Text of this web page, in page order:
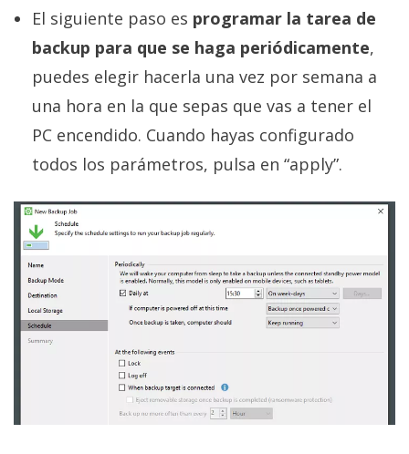
El siguiente paso es programar la tarea de
backup para que se haga periódicamente,
puedes elegir hacerla una vez por semana a
una hora en la que sepas que vas a tener el
PC encendido. Cuando hayas configurado
todos los parámetros, pulsa en “apply”.